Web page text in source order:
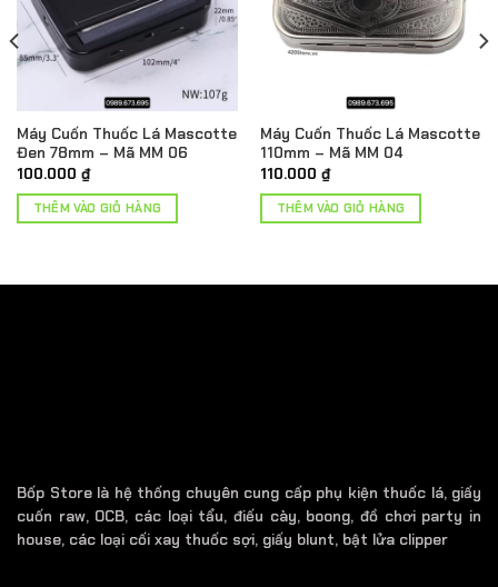
Máy Cuốn Thuốc Lá Mascotte
Đen 78mm – Mã MM 06
100.000 ₫
THÊM VÀO GIỎ HÀNG
Máy Cuốn Thuốc Lá Mascotte
110mm – Mã MM 04
110.000 ₫
THÊM VÀO GIỎ HÀNG
Bốp Store là hệ thống chuyên cung cấp phụ kiện thuốc lá, giấy
cuốn raw, OCB, các loại tẩu, điếu cày, boong, đồ chơi party in
house, các loại cối xay thuốc sợi, giấy blunt, bật lửa clipper